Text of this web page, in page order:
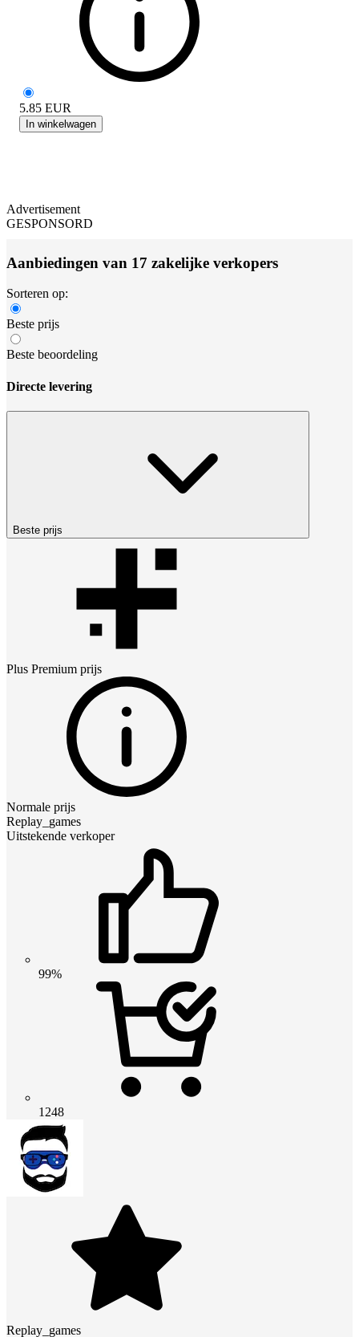
5.85 EUR
In winkelwagen
Advertisement
GESPONSORD
Aanbiedingen van 17 zakelijke verkopers
Sorteren op:
Beste prijs
Beste beoordeling
Directe levering
Beste prijs
Plus Premium prijs
Normale prijs
Replay_games
Uitstekende verkoper
99%
1248
Replay_games